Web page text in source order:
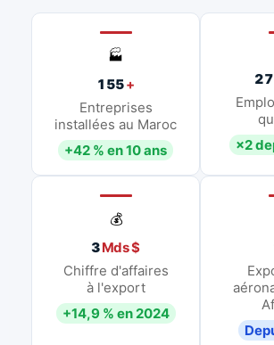
🏭
155+
Entreprises
installées au Maroc
+42 % en 10 ans
×2
💰
3Mds $
Chiffre d'affaires
à l'export
+14,9 % en 2024